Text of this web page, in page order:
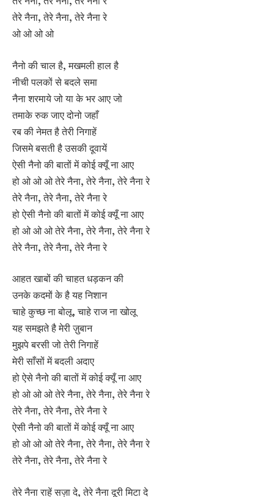
तेरे नैना, तेरे नैना, तेरे नैना रे
ओ ओ ओ ओ
नैनो की चाल है, मखमली हाल है
नीची पलकों से बदले समा
नैना शरमाये जो या के भर आए जो
तमाके रुक जाए दोनो जहाँ
रब की नेमत है तेरी निगाहें
जिसमे बसती है उसकी दूवायें
ऐसी नैनो की बातों में कोई क्यूँ ना आए
हो ओ ओ ओ तेरे नैना, तेरे नैना, तेरे नैना रे
तेरे नैना, तेरे नैना, तेरे नैना रे
हो ऐसी नैनो की बातों में कोई क्यूँ ना आए
हो ओ ओ ओ तेरे नैना, तेरे नैना, तेरे नैना रे
तेरे नैना, तेरे नैना, तेरे नैना रे
आहत खाबों की चाहत धड़कन की
उनके कदमों के है यह निशान
चाहे कुच्छ ना बोलू, चाहे राज ना खोलू
यह समझते है मेरी ज़ुबान
मुझपे बरसी जो तेरी निगाहें
मेरी साँसों में बदली अदाए
हो ऐसे नैनो की बातों में कोई क्यूँ ना आए
हो ओ ओ ओ तेरे नैना, तेरे नैना, तेरे नैना रे
तेरे नैना, तेरे नैना, तेरे नैना रे
ऐसी नैनो की बातों में कोई क्यूँ ना आए
हो ओ ओ ओ तेरे नैना, तेरे नैना, तेरे नैना रे
तेरे नैना, तेरे नैना, तेरे नैना रे
तेरे नैना राहें सज़ा दे, तेरे नैना दूरी मिटा दे